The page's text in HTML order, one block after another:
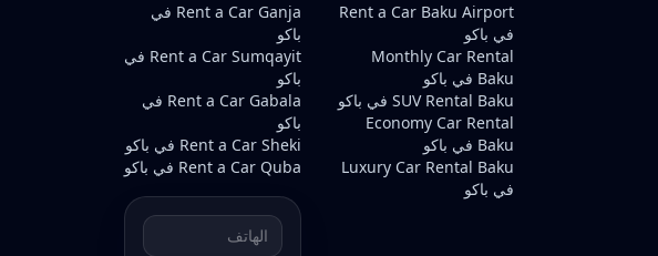
Rent a Car Baku Airport
في باكو
Monthly Car Rental
Baku في باكو
SUV Rental Baku في باكو
Economy Car Rental
Baku في باكو
Luxury Car Rental Baku
في باكو
Rent a Car Ganja في
باكو
Rent a Car Sumqayit في
باكو
Rent a Car Gabala في
باكو
Rent a Car Sheki في باكو
Rent a Car Quba في باكو